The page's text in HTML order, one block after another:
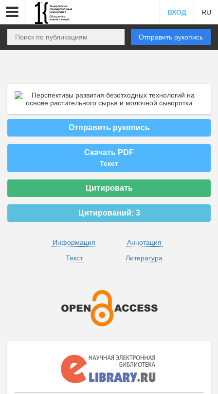
ВХОД RU
Отправить рукопись
Отправить рукопись
Скачать PDF
Текст
Цитировать
Цитирований: 3
Информация
Аннотация
Текст
Литература